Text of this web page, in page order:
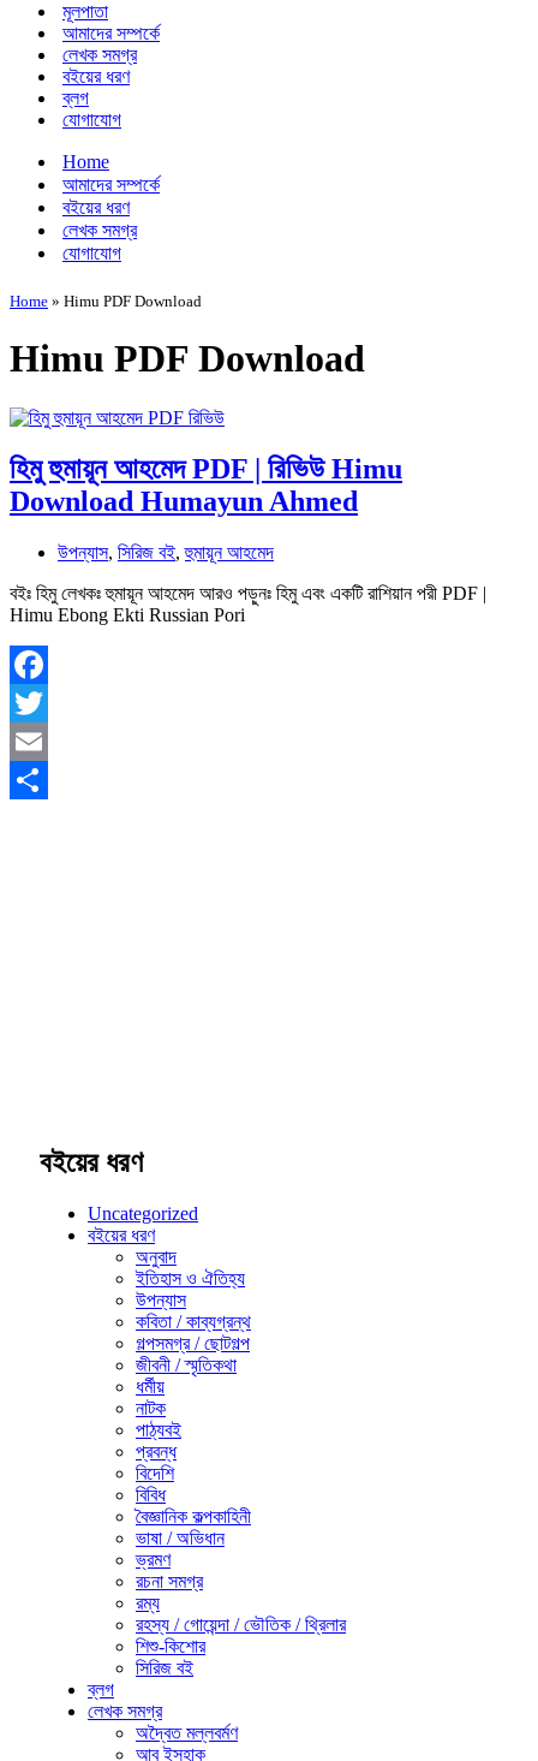
মূলপাতা
আমাদের সম্পর্কে
লেখক সমগ্র
বইয়ের ধরণ
ব্লগ
যোগাযোগ
Home
আমাদের সম্পর্কে
বইয়ের ধরণ
লেখক সমগ্র
যোগাযোগ
Home » Himu PDF Download
Himu PDF Download
হিমু হুমায়ূন আহমেদ PDF | রিভিউ Himu
Download Humayun Ahmed
উপন্যাস, সিরিজ বই,হুমায়ূন আহমেদ
বইঃ হিমু লেখকঃ হুমায়ূন আহমেদ আরও পড়ুনঃ হিমু এবং একটি রাশিয়ান পরী PDF |
Himu Ebong Ekti Russian Pori
Facebook
Twitter
Email
বইয়ের ধরণ
Uncategorized
বইয়ের ধরণ
অনুবাদ
ইতিহাস ও ঐতিহ্য
উপন্যাস
কবিতা / কাব্যগ্রন্থ
গল্পসমগ্র / ছোটগল্প
জীবনী / স্মৃতিকথা
ধর্মীয়
নাটক
পাঠ্যবই
প্রবন্ধ
বিদেশি
বিবিধ
বৈজ্ঞানিক কল্পকাহিনী
ভাষা / অভিধান
ভ্রমণ
রচনা সমগ্র
রম্য
রহস্য / গোয়েন্দা / ভৌতিক / থ্রিলার
শিশু-কিশোর
সিরিজ বই
ব্লগ
লেখক সমগ্র
অদ্বৈত মল্লবর্মণ
আবু ইসহাক